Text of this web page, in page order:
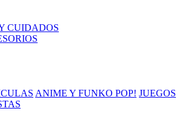
CUIDADOS
ANIME Y FUNKO POP! JUEGOS